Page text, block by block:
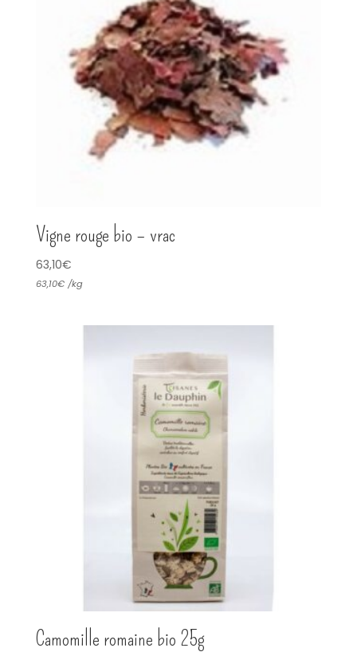
Vigne rouge bio – vrac
63,10€
63,10€ /kg
Camomille romaine bio 25g